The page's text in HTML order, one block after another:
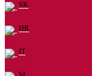
SK
HR
IT